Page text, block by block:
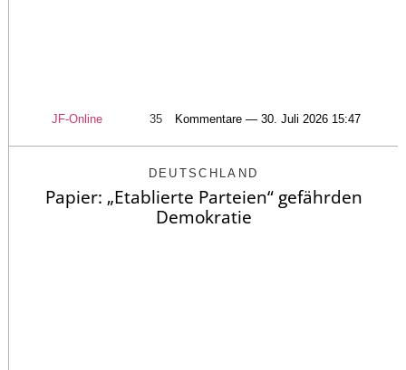
JF-Online 35 Kommentare — 30. Juli 2026 15:47
DEUTSCHLAND
Papier: „Etablierte Parteien“ gefährden
Demokratie